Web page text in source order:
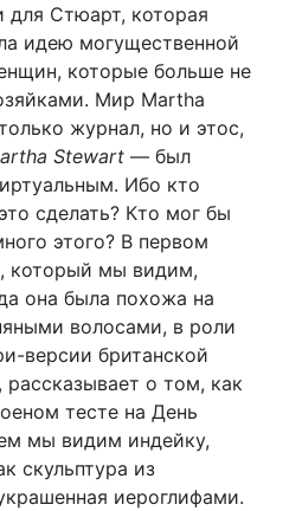
для Стюарт, которая
идею могущественной
которые больше не
Мир Martha
журнал, но и этос,
Stewart — был
Ибо кто
сделать? Кто мог бы
этого? В первом
который мы видим,
она была похожа на
волосами, в роли
версии британской
о том, как
тесте на День
мы видим индейку,
скульптура из
иероглифами.